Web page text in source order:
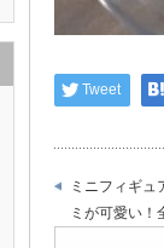
Tweet
ミニフィギュ
ミが可愛い！